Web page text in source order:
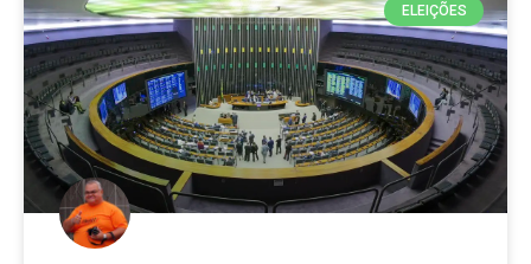
ELEIÇÕES